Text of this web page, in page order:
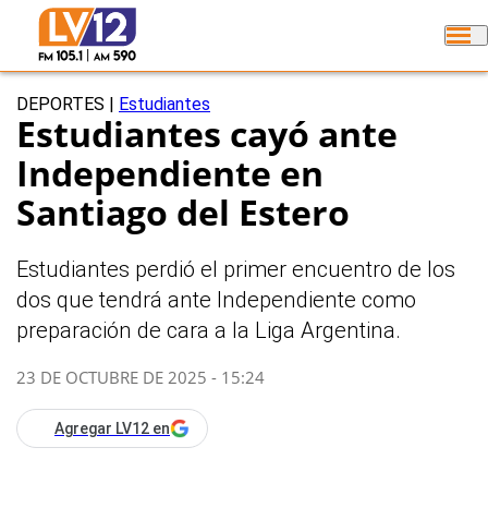
DEPORTES Estudiantes
Estudiantes cayó ante
Independiente en
Santiago del Estero
Estudiantes perdió el primer encuentro de los
dos que tendrá ante Independiente como
preparación de cara a la Liga Argentina.
23 DE OCTUBRE DE 2025 - 15:24
Agregar LV12 en